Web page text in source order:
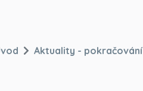
Aktuality - pokračování